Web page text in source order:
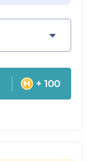
+ 100